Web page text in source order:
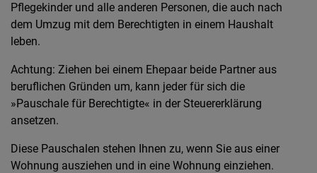
Pflegekinder und alle anderen Personen, die auch nach
dem Umzug mit dem Berechtigten in einem Haushalt
leben.
Achtung: Ziehen bei einem Ehepaar beide Partner aus
beruflichen Gründen um, kann jeder für sich die
»Pauschale für Berechtigte« in der Steuererklärung
ansetzen.
Diese Pauschalen stehen Ihnen zu, wenn Sie aus einer
Wohnung ausziehen und in eine Wohnung einziehen.